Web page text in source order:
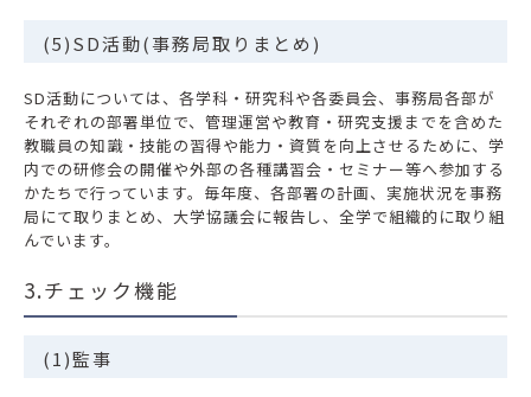
(5)SD活動(事務局取りまとめ)
SD活動については、各学科・研究科や各委員会、事務局各部が
それぞれの部署単位で、管理運営や教育・研究支援までを含めた
教職員の知識・技能の習得や能力・資質を向上させるために、学
内での研修会の開催や外部の各種講習会・セミナー等へ参加する
かたちで行っています。毎年度、各部署の計画、実施状況を事務
局にて取りまとめ、大学協議会に報告し、全学で組織的に取り組
んでいます。
3.チェック機能
(1)監事